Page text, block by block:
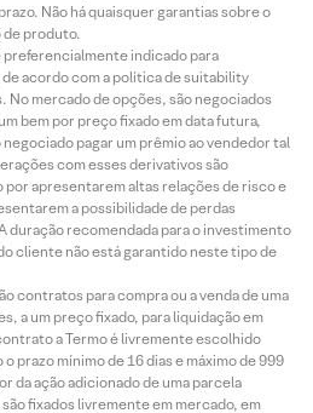
Não há quaisquer garantias sobre o
produto.
indicado para
acordo com a política de suitability
No mercado de opções, são negociados
bem por preço fixado em data futura,
pagar um prêmio ao vendedor tal
com esses derivativos são
apresentarem altas relações de risco e
a possibilidade de perdas
duração recomendada para o investimento
cliente não está garantido neste tipo de
contratos para compra ou a venda de uma
a um preço fixado, para liquidação em
a Termo é livremente escolhido
prazo mínimo de 16 dias e máximo de 999
da ação adicionado de uma parcela
fixados livremente em mercado, em